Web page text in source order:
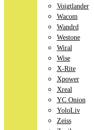
Voigtlander
Wacom
Wandrd
Westone
Wiral
Wise
X-Rite
Xpower
Xreal
YC Onion
YoloLiv
Zeiss